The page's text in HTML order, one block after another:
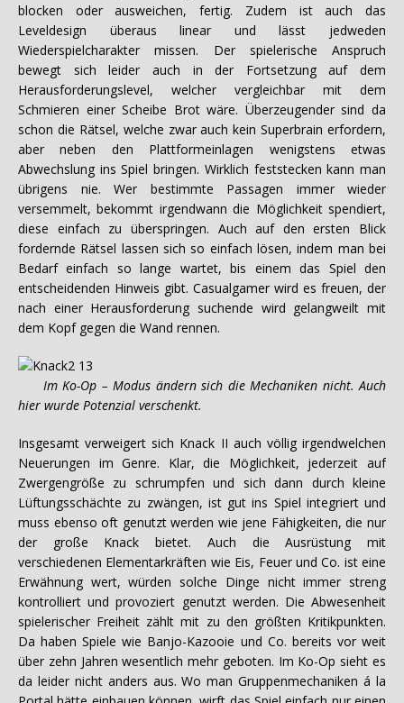
blocken oder ausweichen, fertig. Zudem ist auch das
Leveldesign überaus linear und lässt jedweden
Wiederspielcharakter missen. Der spielerische Anspruch
bewegt sich leider auch in der Fortsetzung auf dem
Herausforderungslevel, welcher vergleichbar mit dem
Schmieren einer Scheibe Brot wäre. Überzeugender sind da
schon die Rätsel, welche zwar auch kein Superbrain erfordern,
aber neben den Plattformeinlagen wenigstens etwas
Abwechslung ins Spiel bringen. Wirklich feststecken kann man
übrigens nie. Wer bestimmte Passagen immer wieder
versemmelt, bekommt irgendwann die Möglichkeit spendiert,
diese einfach zu überspringen. Auch auf den ersten Blick
fordernde Rätsel lassen sich so einfach lösen, indem man bei
Bedarf einfach so lange wartet, bis einem das Spiel den
entscheidenden Hinweis gibt. Casualgamer wird es freuen, der
nach einer Herausforderung suchende wird gelangweilt mit
dem Kopf gegen die Wand rennen.
Im Ko-Op – Modus ändern sich die Mechaniken nicht. Auch
hier wurde Potenzial verschenkt.
Insgesamt verweigert sich Knack II auch völlig irgendwelchen
Neuerungen im Genre. Klar, die Möglichkeit, jederzeit auf
Zwergengröße zu schrumpfen und sich dann durch kleine
Lüftungsschächte zu zwängen, ist gut ins Spiel integriert und
muss ebenso oft genutzt werden wie jene Fähigkeiten, die nur
der große Knack bietet. Auch die Ausrüstung mit
verschiedenen Elementarkräften wie Eis, Feuer und Co. ist eine
Erwähnung wert, würden solche Dinge nicht immer streng
kontrolliert und provoziert genutzt werden. Die Abwesenheit
spielerischer Freiheit zählt mit zu den größten Kritikpunkten.
Da haben Spiele wie Banjo-Kazooie und Co. bereits vor weit
über zehn Jahren wesentlich mehr geboten. Im Ko-Op sieht es
da leider nicht anders aus. Wo man Gruppenmechaniken á la